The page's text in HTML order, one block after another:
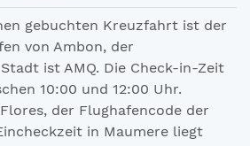
gebuchten Kreuzfahrt ist der
von Ambon, der
ist AMQ. Die Check-in-Zeit
10:00 und 12:00 Uhr.
der Flughafencode der
in Maumere liegt